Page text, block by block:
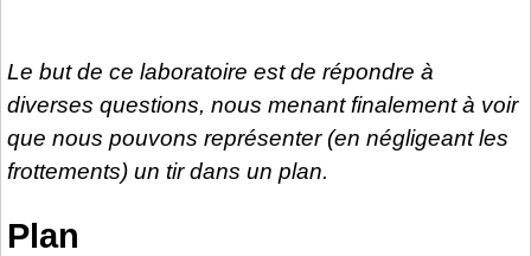
Le but de ce laboratoire est de répondre à
diverses questions, nous menant finalement à voir
que nous pouvons représenter (en négligeant les
frottements) un tir dans un plan.
Plan